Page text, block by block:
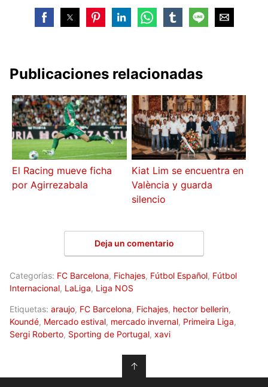
Publicaciones relacionadas
El Racing mueve ficha
por Agirrezabala
Kiat Lim se encuentra en
València y guarda
silencio
Deja un comentario
Categorías: FC Barcelona, Fichajes, Fútbol Español, Fútbol
Internacional, LaLiga, Liga NOS
Etiquetas: araujo, FC Barcelona, Fichajes, hector bellerin,
Koundé, Mercado estival, mercado invernal, Primeira Liga,
Sergi Roberto, Sporting de Portugal, xavi
↑